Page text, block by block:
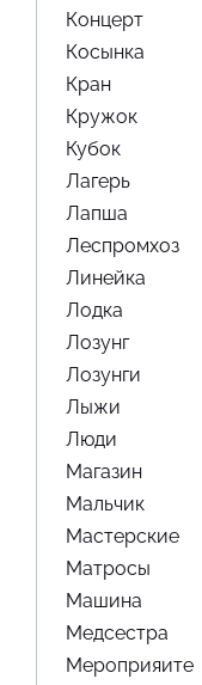
Концерт
Косынка
Кран
Кружок
Кубок
Лагерь
Лапша
Леспромхоз
Линейка
Лодка
Лозунг
Лозунги
Лыжи
Люди
Магазин
Мальчик
Мастерские
Матросы
Машина
Медсестра
Мероприяите